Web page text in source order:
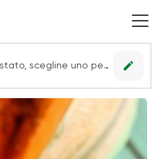
Nessun punto vendita impostato, scegline uno per vedere le offerte. edit